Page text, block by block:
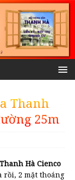
Thanh
25m
Hà Cienco
rồi, 2 mặt thoáng